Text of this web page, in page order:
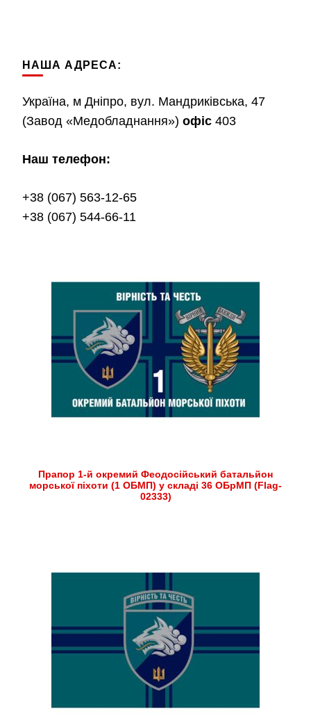
НАША АДРЕСА:
Україна, м Дніпро, вул. Мандриківська, 47
(Завод «Медобладнання») офіс 403
Наш телефон:
+38 (067) 563-12-65
+38 (067) 544-66-11
Прапор 1-й окремий Феодосійський батальйон
морської піхоти (1 ОБМП) у складі 36 ОБрМП (Flag-
02333)